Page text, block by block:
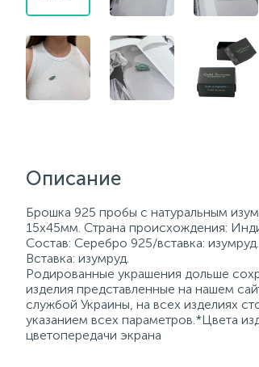
Описание
Брошка 925 пробы с натуральным
15х45мм. Страна происхождения:
Состав: Серебро 925/вставка:
Вставка: изумруд.
Родированные украшения дольше
изделия представленные на нашем
службой Украины, на всех изделиях
указанием всех параметров.*Цвета
цветопередачи экрана